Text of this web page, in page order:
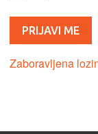
Zaboravljena